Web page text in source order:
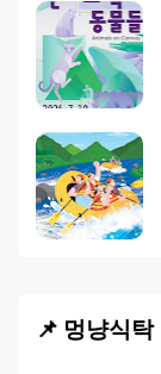
📌 멍냥식탁